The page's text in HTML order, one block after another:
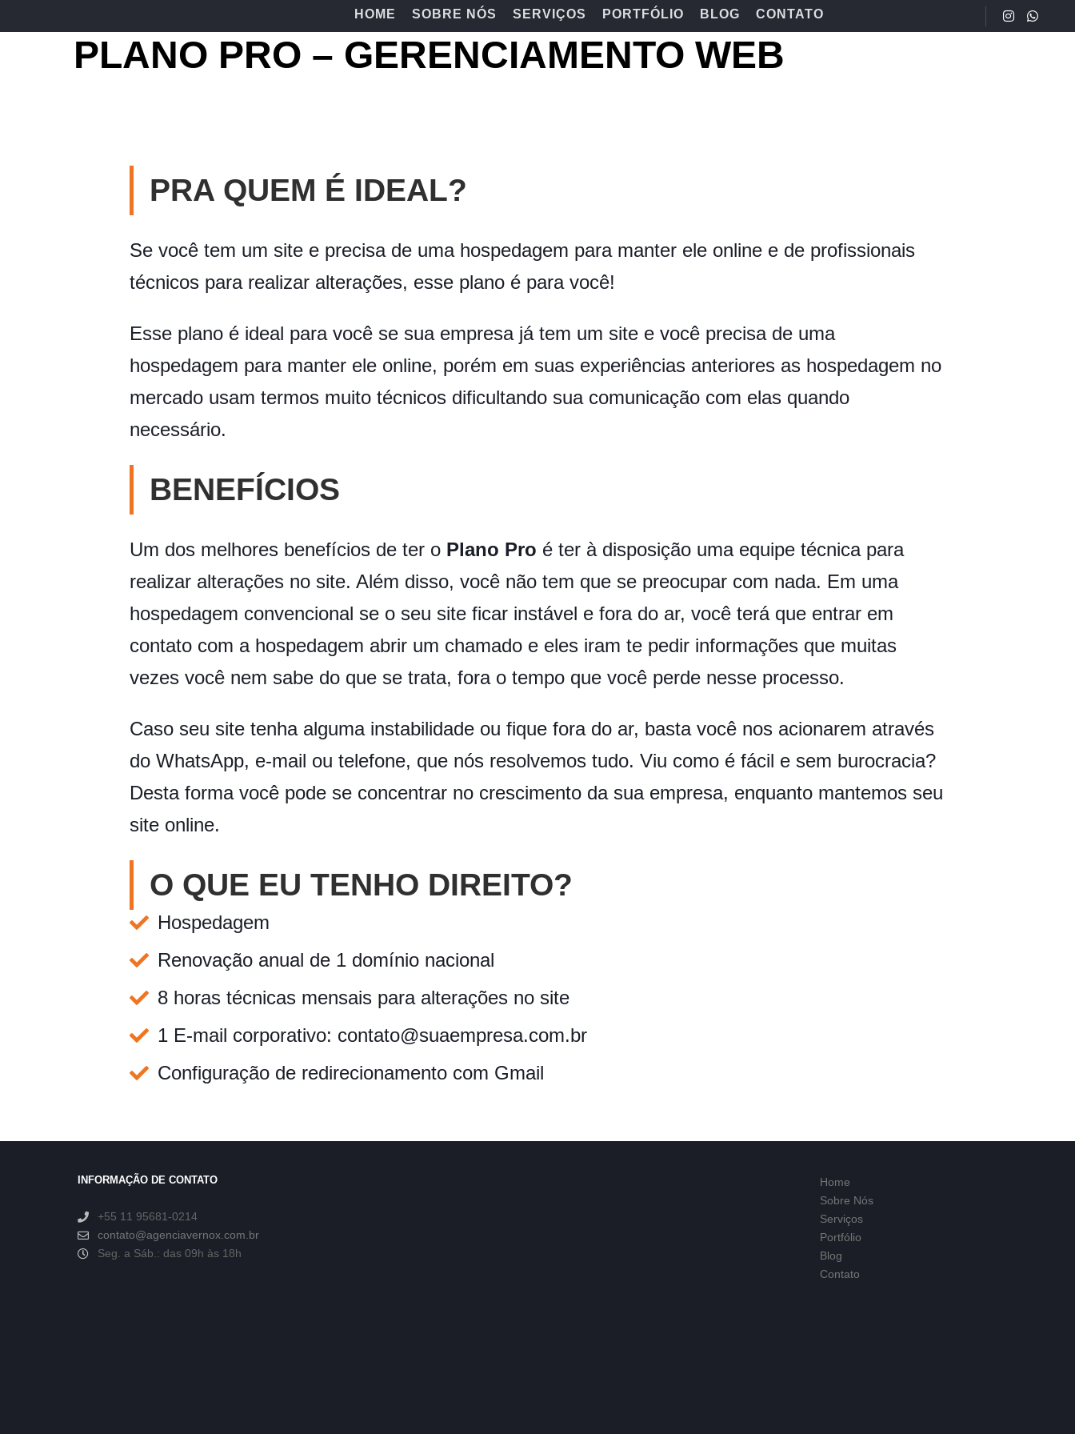
HOME SOBRE NÓS SERVIÇOS PORTFÓLIO BLOG CONTATO
PLANO PRO – GERENCIAMENTO WEB
PRA QUEM É IDEAL?
Se você tem um site e precisa de uma hospedagem para manter ele online e de profissionais
técnicos para realizar alterações, esse plano é para você!
Esse plano é ideal para você se sua empresa já tem um site e você precisa de uma
hospedagem para manter ele online, porém em suas experiências anteriores as hospedagem no
mercado usam termos muito técnicos dificultando sua comunicação com elas quando
necessário.
BENEFÍCIOS
Um dos melhores benefícios de ter o Plano Pro é ter à disposição uma equipe técnica para
realizar alterações no site. Além disso, você não tem que se preocupar com nada. Em uma
hospedagem convencional se o seu site ficar instável e fora do ar, você terá que entrar em
contato com a hospedagem abrir um chamado e eles iram te pedir informações que muitas
vezes você nem sabe do que se trata, fora o tempo que você perde nesse processo.
Caso seu site tenha alguma instabilidade ou fique fora do ar, basta você nos acionarem através
do WhatsApp, e-mail ou telefone, que nós resolvemos tudo. Viu como é fácil e sem burocracia?
Desta forma você pode se concentrar no crescimento da sua empresa, enquanto mantemos seu
site online.
O QUE EU TENHO DIREITO?
Hospedagem
Renovação anual de 1 domínio nacional
8 horas técnicas mensais para alterações no site
1 E-mail corporativo: contato@suaempresa.com.br
Configuração de redirecionamento com Gmail
INFORMAÇÃO DE CONTATO
+55 11 95681-0214
contato@agenciavernox.com.br
Seg. a Sáb.: das 09h às 18h
Home
Sobre Nós
Serviços
Portfólio
Blog
Contato